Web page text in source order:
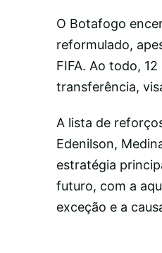
O Botafogo
reformulado,
FIFA. Ao todo,
transferência,
A lista de
Edenilson,
estratégia
futuro, com a
exceção e a